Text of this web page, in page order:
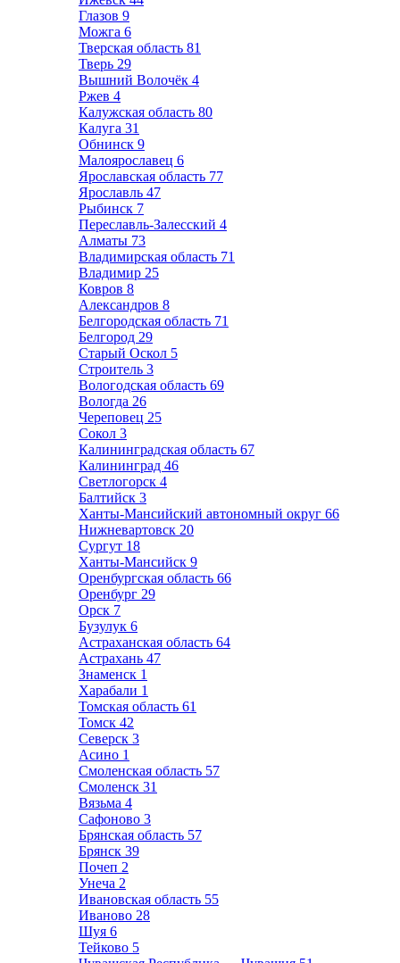
Глазов 9
Можга 6
Тверская область 81
Тверь 29
Вышний Волочёк 4
Ржев 4
Калужская область 80
Калуга 31
Обнинск 9
Малоярославец 6
Ярославская область 77
Ярославль 47
Рыбинск 7
Переславль-Залесский 4
Алматы 73
Владимирская область 71
Владимир 25
Ковров 8
Александров 8
Белгородская область 71
Белгород 29
Старый Оскол 5
Строитель 3
Вологодская область 69
Вологда 26
Череповец 25
Сокол 3
Калининградская область 67
Калининград 46
Светлогорск 4
Балтийск 3
Ханты-Мансийский автономный округ 66
Нижневартовск 20
Сургут 18
Ханты-Мансийск 9
Оренбургская область 66
Оренбург 29
Орск 7
Бузулук 6
Астраханская область 64
Астрахань 47
Знаменск 1
Харабали 1
Томская область 61
Томск 42
Северск 3
Асино 1
Смоленская область 57
Смоленск 31
Вязьма 4
Сафоново 3
Брянская область 57
Брянск 39
Почеп 2
Унеча 2
Ивановская область 55
Иваново 28
Шуя 6
Тейково 5